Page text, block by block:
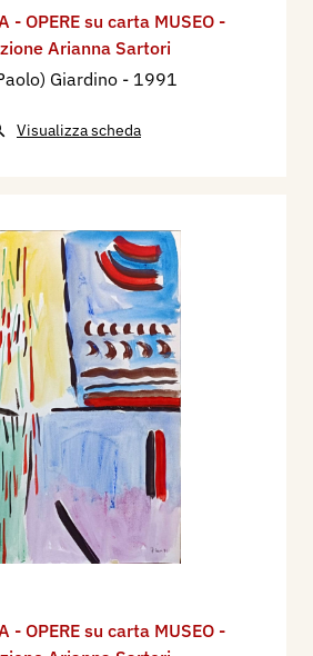
- OPERE su carta MUSEO -
Arianna Sartori
Giardino - 1991
Visualizza scheda
- OPERE su carta MUSEO -